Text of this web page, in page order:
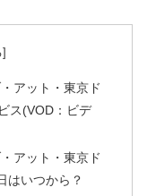
アット・東京ド
ス(VOD：ビデ
アット・東京ド
はいつから？